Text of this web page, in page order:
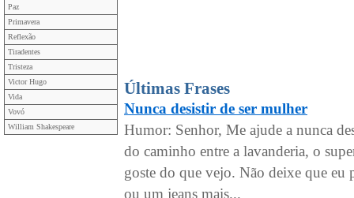
Paz
Primavera
Reflexão
Tiradentes
Tristeza
Victor Hugo
Vida
Vovó
William Shakespeare
Últimas Frases
Nunca desistir de ser mulher
Humor: Senhor, Me ajude a nunca
do caminho entre a lavanderia, o
goste do que vejo. Não deixe que eu
ou um jeans mais...